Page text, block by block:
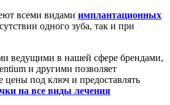
всеми видами имплантационных
одного зуба, так и при
ведущими в нашей сфере брендами,
и другими позволяет
цены под ключ и предоставлять
на все виды лечения